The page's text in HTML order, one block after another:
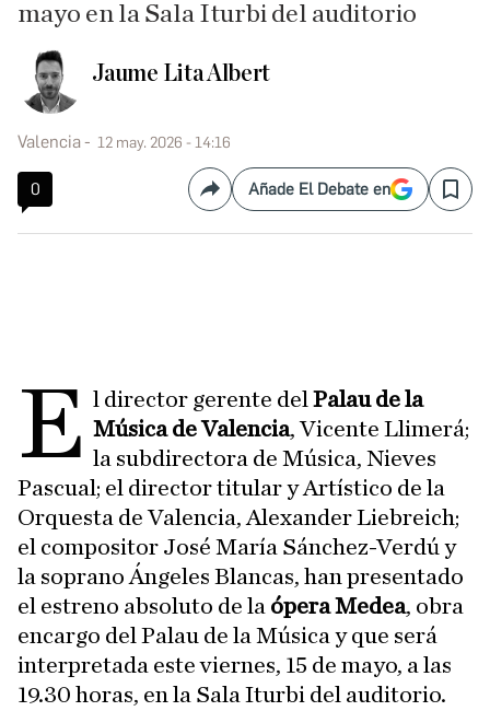
mayo en la Sala Iturbi del auditorio
Jaume Lita Albert
Valencia 12 may. 2026 - 14:16
0 CompartirAñade El Debate en Save
E l director gerente delPalau de la
Música de Valencia, Vicente Llimerá;
la subdirectora de Música, Nieves
Pascual; el director titular y Artístico de la
Orquesta de Valencia, Alexander Liebreich;
el compositor José María Sánchez-Verdú y
la soprano Ángeles Blancas, han presentado
el estreno absoluto de la ópera Medea, obra
encargo del Palau de la Música y que será
interpretada este viernes, 15 de mayo, a las
19.30 horas, en la Sala Iturbi del auditorio.